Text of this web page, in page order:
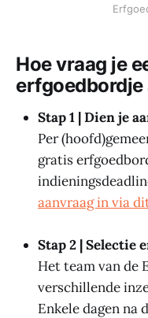
Hoe vraag je
erfgoedbordje
Stap 1 | Dien je
Per
gratis
aanvraag in via
Stap 2 | Selectie
Het team van de
verschillende
Enkele dagen na